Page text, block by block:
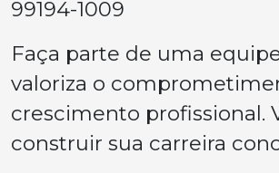
99194-1009
Faça parte de uma
valoriza o
crescimento profissional.
construir sua carreira